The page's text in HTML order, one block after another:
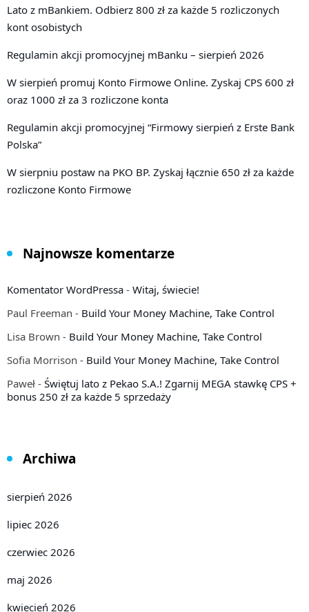
Lato z mBankiem. Odbierz 800 zł za każde 5 rozliczonych
kont osobistych
Regulamin akcji promocyjnej mBanku – sierpień 2026
W sierpień promuj Konto Firmowe Online. Zyskaj CPS 600 zł
oraz 1000 zł za 3 rozliczone konta
Regulamin akcji promocyjnej “Firmowy sierpień z Erste Bank
Polska”
W sierpniu postaw na PKO BP. Zyskaj łącznie 650 zł za każde
rozliczone Konto Firmowe
Najnowsze komentarze
Komentator WordPressa - Witaj, świecie!
Paul Freeman - Build Your Money Machine, Take Control
Lisa Brown - Build Your Money Machine, Take Control
Sofia Morrison - Build Your Money Machine, Take Control
Paweł - Świętuj lato z Pekao S.A.! Zgarnij MEGA stawkę CPS +
bonus 250 zł za każde 5 sprzedaży
Archiwa
sierpień 2026
lipiec 2026
czerwiec 2026
maj 2026
kwiecień 2026